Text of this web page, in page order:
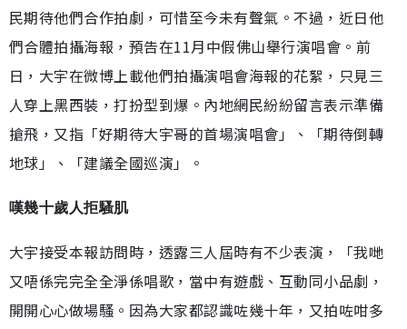
民期待他們合作拍劇，可惜至今未有聲氣。不過，近日他
們合體拍攝海報，預告在11月中假佛山舉行演唱會。前
日，大宇在微博上載他們拍攝演唱會海報的花絮，只見三
人穿上黑西裝，打扮型到爆。內地網民紛紛留言表示準備
搶飛，又指「好期待大宇哥的首場演唱會」、「期待倒轉
地球」、「建議全國巡演」。
嘆幾十歲人拒騷肌
大宇接受本報訪問時，透露三人屆時有不少表演，「我哋
又唔係完完全全淨係唱歌，當中有遊戲、互動同小品劇，
開開心心做場騷。因為大家都認識咗幾十年，又拍咗咁多